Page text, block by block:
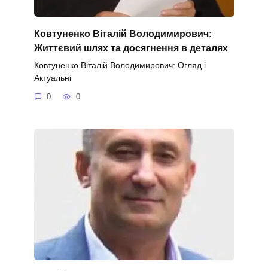
Ковтуненко Віталій Володимирович:
Життєвий шлях та досягнення в деталях
Ковтуненко Віталій Володимирович: Огляд і
Актуальні
0 0